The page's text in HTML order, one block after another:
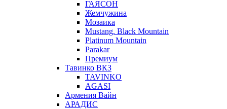
ГАЯСОН
Жемчужина
Мозаика
Mustang. Black Mountain
Platinum Mountain
Parakar
Премиум
Тавинко ВКЗ
TAVINKO
AGASI
Армения Вайн
АРАДИС